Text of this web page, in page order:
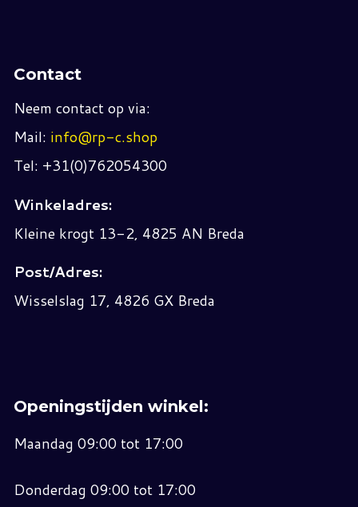
Contact
Neem contact op via:
Mail: info@rp-c.shop
Tel: +31(0)762054300
Winkeladres:
Kleine krogt 13-2, 4825 AN Breda
Post/Adres:
Wisselslag 17, 4826 GX Breda
Openingstijden winkel:
Maandag 09:00 tot 17:00
Donderdag 09:00 tot 17:00